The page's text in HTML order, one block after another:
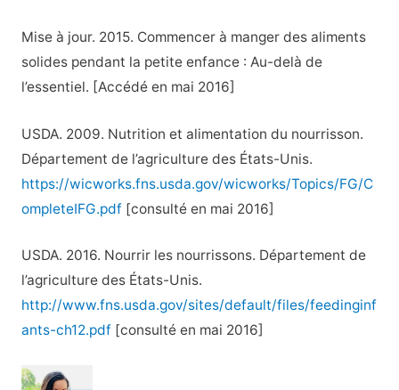
Mise à jour. 2015. Commencer à manger des aliments
solides pendant la petite enfance : Au-delà de
l’essentiel. [Accédé en mai 2016]
USDA. 2009. Nutrition et alimentation du nourrisson.
Département de l’agriculture des États-Unis.
https://wicworks.fns.usda.gov/wicworks/Topics/FG/C
ompleteIFG.pdf[consulté en mai 2016]
USDA. 2016. Nourrir les nourrissons. Département de
l’agriculture des États-Unis.
http://www.fns.usda.gov/sites/default/files/feedinginf
ants-ch12.pdf[consulté en mai 2016]